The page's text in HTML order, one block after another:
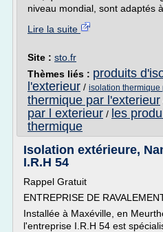
niveau mondial, sont adaptés
Lire la suite
Site : sto.fr
Thèmes liés : produits
l'exterieur / isolation thermique
thermique par l'exterieur
par l exterieur / les
thermique
Isolation extérieure,
I.R.H 54
Rappel Gratuit
ENTREPRISE DE
Installée à Maxéville, en
l'entreprise I.R.H 54 est